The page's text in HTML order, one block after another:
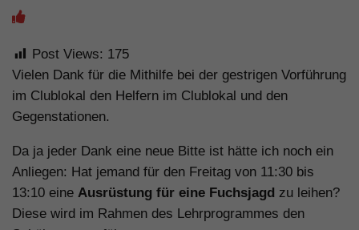
Post Views: 175
Vielen Dank für die Mithilfe bei der gestrigen Vorführung
im Clublokal den Helfern im Clublokal und den
Gegenstationen.
Da ja jeder Dank eine neue Bitte ist hätte ich noch ein
Anliegen: Hat jemand für den Freitag von 11:30 bis
13:10 eine Ausrüstung für eine Fuchsjagd zu leihen?
Diese wird im Rahmen des Lehrprogrammes den